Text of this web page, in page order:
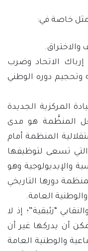
خاصة في:
الاتحاد وضرب
وتحجيم دوره الوطني
المركزية الجديدة
المنظَّمة هو مدى
المنظمة أمام
تسعى لتوظيفها
والإيديولوجية وهو
دورها التاريخي
العامة.
“زئبقية”؛ إذ لا
أن يدركها غير أن
والوطنية العامة